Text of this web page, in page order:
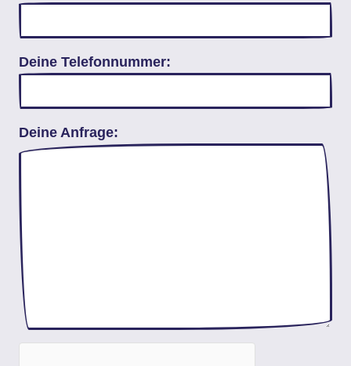
Deine Telefonnummer:
Deine Anfrage: